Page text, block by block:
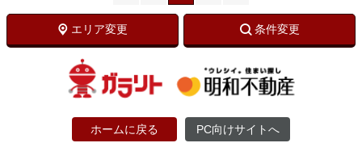
エリア変更 条件変更
ホームに戻る PC向けサイトへ